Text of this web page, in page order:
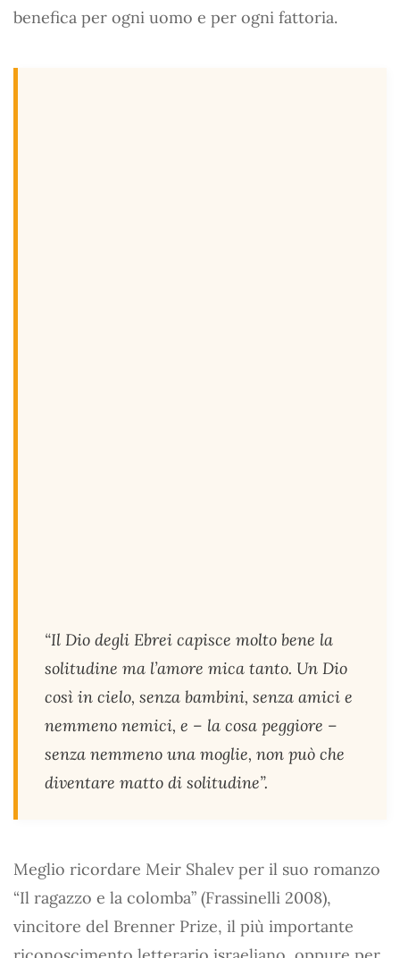
benefica per ogni uomo e per ogni fattoria.
“Il Dio degli Ebrei capisce molto bene la
solitudine ma l’amore mica tanto. Un Dio
così in cielo, senza bambini, senza amici e
nemmeno nemici, e – la cosa peggiore –
senza nemmeno una moglie, non può che
diventare matto di solitudine”.
Meglio ricordare Meir Shalev per il suo romanzo
“Il ragazzo e la colomba” (Frassinelli 2008),
vincitore del Brenner Prize, il più importante